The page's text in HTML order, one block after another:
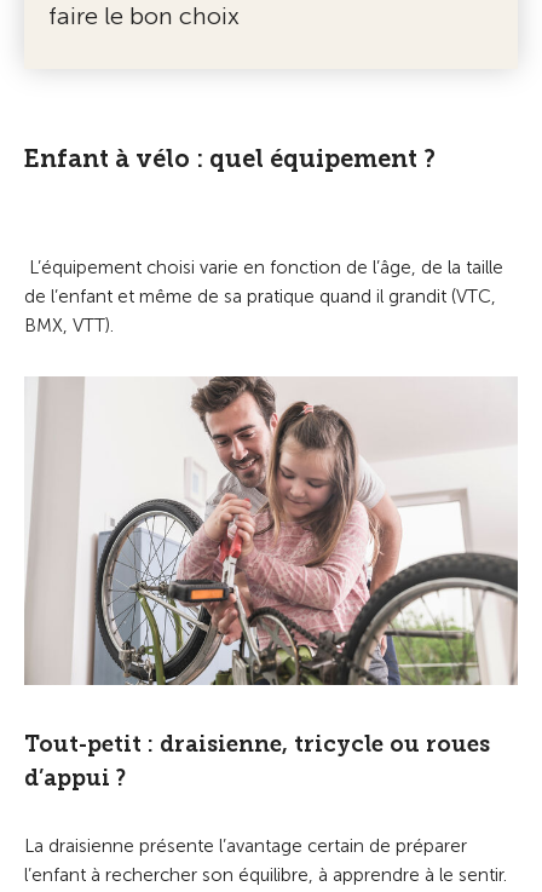
faire le bon choix
Enfant à vélo : quel équipement ?
L’équipement choisi varie en fonction de l’âge, de la taille
de l’enfant et même de sa pratique quand il grandit (VTC,
BMX, VTT).
Tout-petit : draisienne, tricycle ou roues
d’appui ?
La draisienne présente l’avantage certain de préparer
l’enfant à rechercher son équilibre, à apprendre à le sentir.